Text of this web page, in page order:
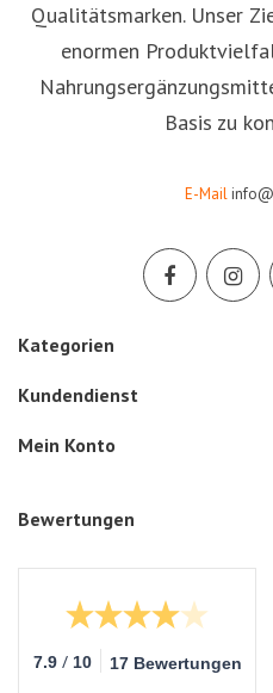
Qualitätsmarken. Unser
enormen
Basis zu
E-Mail
Kategorien
Kundendienst
Mein Konto
Bewertungen
7.9 / 10 17 Bewertungen